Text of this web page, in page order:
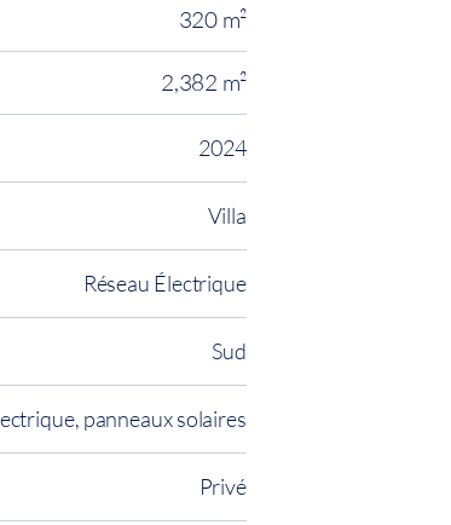
320 m²
2,382 m²
2024
Villa
Réseau Électrique
Sud
panneaux solaires
Privé